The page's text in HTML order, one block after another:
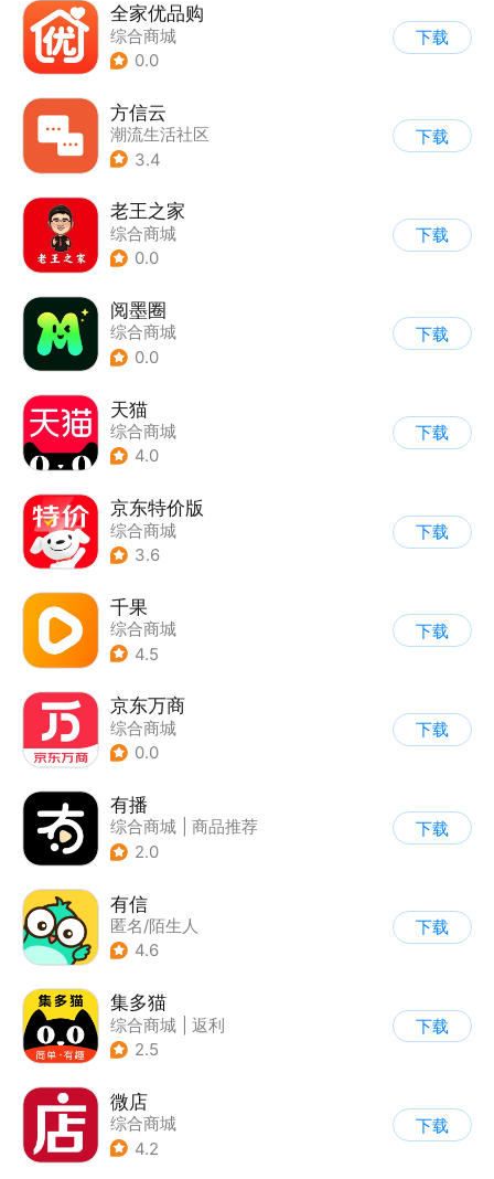
全家优品购
综合商城
0.0
下载
方信云
潮流生活社区
| 综合商城
3.4
下载
老王之家
综合商城
0.0
下载
阅墨圈
综合商城
0.0
下载
天猫
综合商城
4.0
下载
京东特价版
综合商城
3.6
下载
千果
综合商城
4.5
下载
京东万商
综合商城
0.0
下载
有播
综合商城
商品推荐
2.0
下载
有信
匿名/陌生人
4.6
下载
集多猫
综合商城
返利
| 商品推荐
2.5
下载
微店
综合商城
4.2
下载